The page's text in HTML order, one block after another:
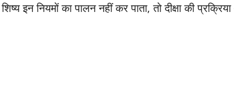
इन नियमों का पालन नहीं कर पाता, तो दीक्षा की